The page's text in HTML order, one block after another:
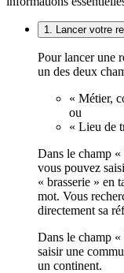
1. Lancer votre
Pour lancer une
un des deux
« Métier,
ou
« Lieu de
Dans le champ
vous pouvez
« brasserie » en
mot. Vous
directement sa
Dans le champ
saisir une
un continent.